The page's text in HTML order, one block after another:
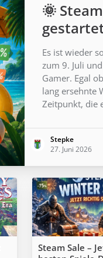
🌞
Es ist wieder
zum 9. Juli
Gamer. Egal
lang ersehnte
Zeitpunkt, die
Stepke
27. Juni 2026
Steam Sale –